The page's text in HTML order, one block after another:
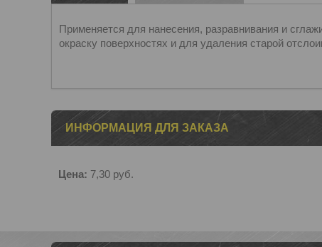
Применяется для нанесения, разравнивания и
окраску поверхностях и для удаления старой
ИНФОРМАЦИЯ ДЛЯ ЗАКАЗА
Цена: 7,30 руб.